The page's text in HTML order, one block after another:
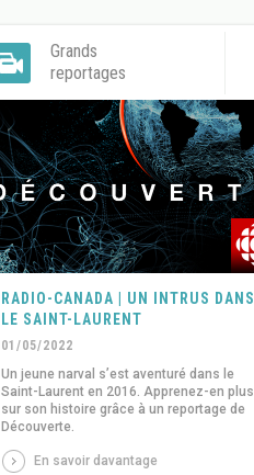
Grands
reportages
RADIO-CANADA | UN INTRUS DANS
LE SAINT-LAURENT
01/05/2022
Un jeune narval s’est aventuré dans le
Saint-Laurent en 2016. Apprenez-en plus
sur son histoire grâce à un reportage de
Découverte.
En savoir davantage